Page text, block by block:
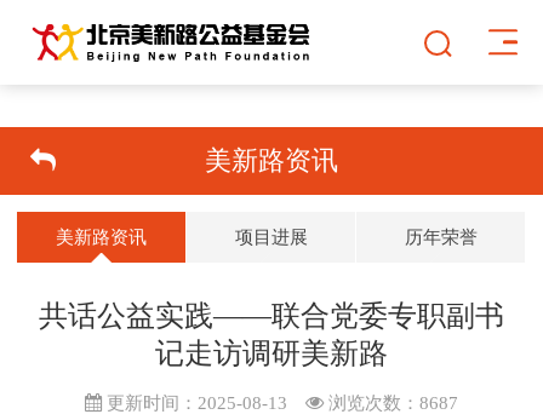
美新路资讯
美新路资讯 项目进展 历年荣誉
共话公益实践——联合党委专职副书
记走访调研美新路
更新时间：2025-08-13 浏览次数： 8687